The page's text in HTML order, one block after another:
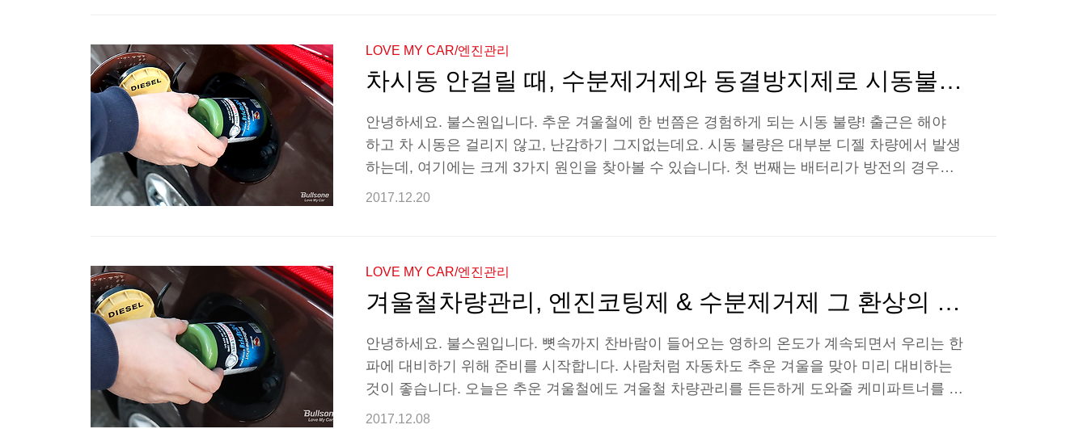
스원샷이 베스트셀러 TOP 10 제품에 없으면 앙꼬 없는 호빵과 같죠?! 불스..
LOVE MY CAR/엔진관리
차시동 안걸릴 때, 수분제거제와 동결방지제로 시동불량 예방하세요!
안녕하세요. 불스원입니다. 추운 겨울철에 한 번쯤은 경험하게 되는 시동 불량! 출근은 해야
하고 차 시동은 걸리지 않고, 난감하기 그지없는데요. 시동 불량은 대부분 디젤 차량에서 발생
하는데, 여기에는 크게 3가지 원인을 찾아볼 수 있습니다. 첫 번째는 배터리가 방전의 경우인
데요. 자동차 배터리는 유독 온도에 예민하게 작용합니다. 온도가 낮을수록 전압도 낮아져 배
이 주유를 하며 유입되는 경우 등등 연료탱크에 수분이 생성되었기 때문인데요. 생성된..
2017.12.20
LOVE MY CAR/엔진관리
겨울철차량관리, 엔진코팅제 & 수분제거제 그 환상의 케미!
안녕하세요. 불스원입니다. 뼛속까지 찬바람이 들어오는 영하의 온도가 계속되면서 우리는 한
파에 대비하기 위해 준비를 시작합니다. 사람처럼 자동차도 추운 겨울을 맞아 미리 대비하는
것이 좋습니다. 오늘은 추운 겨울철에도 겨울철 차량관리를 든든하게 도와줄 케미파트너를 여
러분께 소개합니다. 엔진코팅제 불스파워와 다소 생소할 수 있는 수분제거제, 이들의 상관관
2017.12.08